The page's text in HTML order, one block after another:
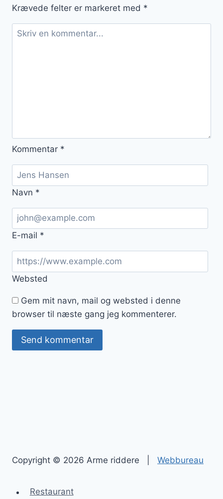
Krævede felter er markeret med *
Kommentar *
Navn *
E-mail *
Websted
Gem mit navn, mail og websted i denne
browser til næste gang jeg kommenterer.
Copyright © 2026 Arme riddere | Webbureau
Restaurant